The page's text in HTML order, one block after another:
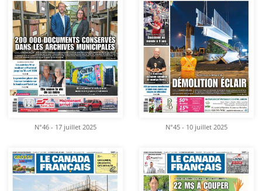
N°46 - 17 juillet 2025 N°45 - 10 juillet 2025